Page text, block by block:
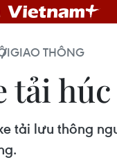
GIAO THÔNG
tải
tải lưu thông